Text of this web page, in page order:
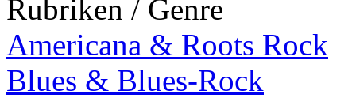
Rubriken / Genre
Americana & Roots Rock
Blues & Blues-Rock